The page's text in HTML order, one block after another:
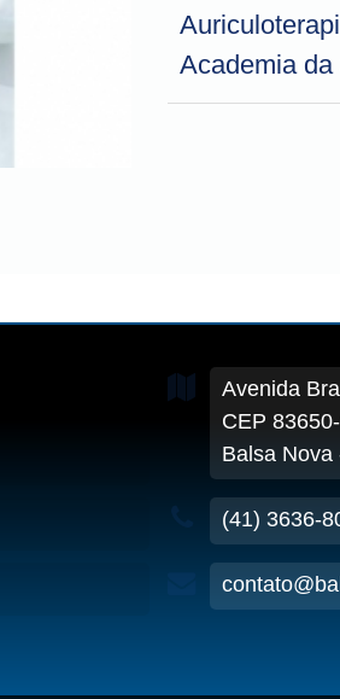
Academia da
Avenida
CEP
Balsa Nova
(41) 3636-